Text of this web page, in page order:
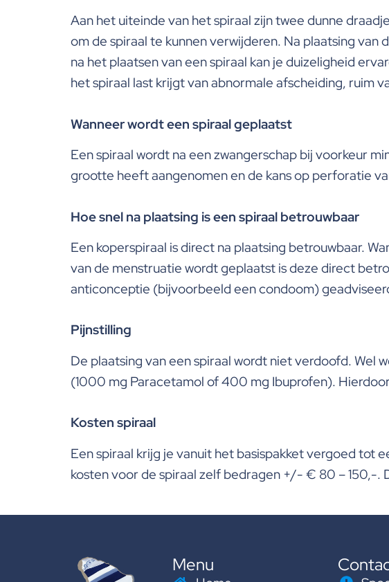
Aan het uiteinde van het spiraal zijn twee dunne
om de spiraal te kunnen verwijderen. Na plaatsing
na het plaatsen van een spiraal kan je duizeligheid
het spiraal last krijgt van abnormale afscheiding, ruim
Wanneer wordt een spiraal geplaatst
Een spiraal wordt na een zwangerschap bij voorkeur
grootte heeft aangenomen en de kans op perforatie
Hoe snel na plaatsing is een spiraal betrouwbaar
Een koperspiraal is direct na plaatsing betrouwbaar.
van de menstruatie wordt geplaatst is deze direct
anticonceptie (bijvoorbeeld een condoom)
Pijnstilling
De plaatsing van een spiraal wordt niet verdoofd. Wel
(1000 mg Paracetamol of 400 mg Ibuprofen).
Kosten spiraal
Een spiraal krijg je vanuit het basispakket vergoed tot
kosten voor de spiraal zelf bedragen +/- € 80 – 150,-.
Menu